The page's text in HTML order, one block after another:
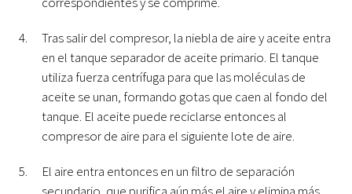
Tras salir del compresor, la niebla de aire y aceite entra
en el tanque separador de aceite primario. El tanque
utiliza fuerza centrífuga para que las moléculas de
aceite se unan, formando gotas que caen al fondo del
tanque. El aceite puede reciclarse entonces al
compresor de aire para el siguiente lote de aire.
El aire entra entonces en un filtro de separación